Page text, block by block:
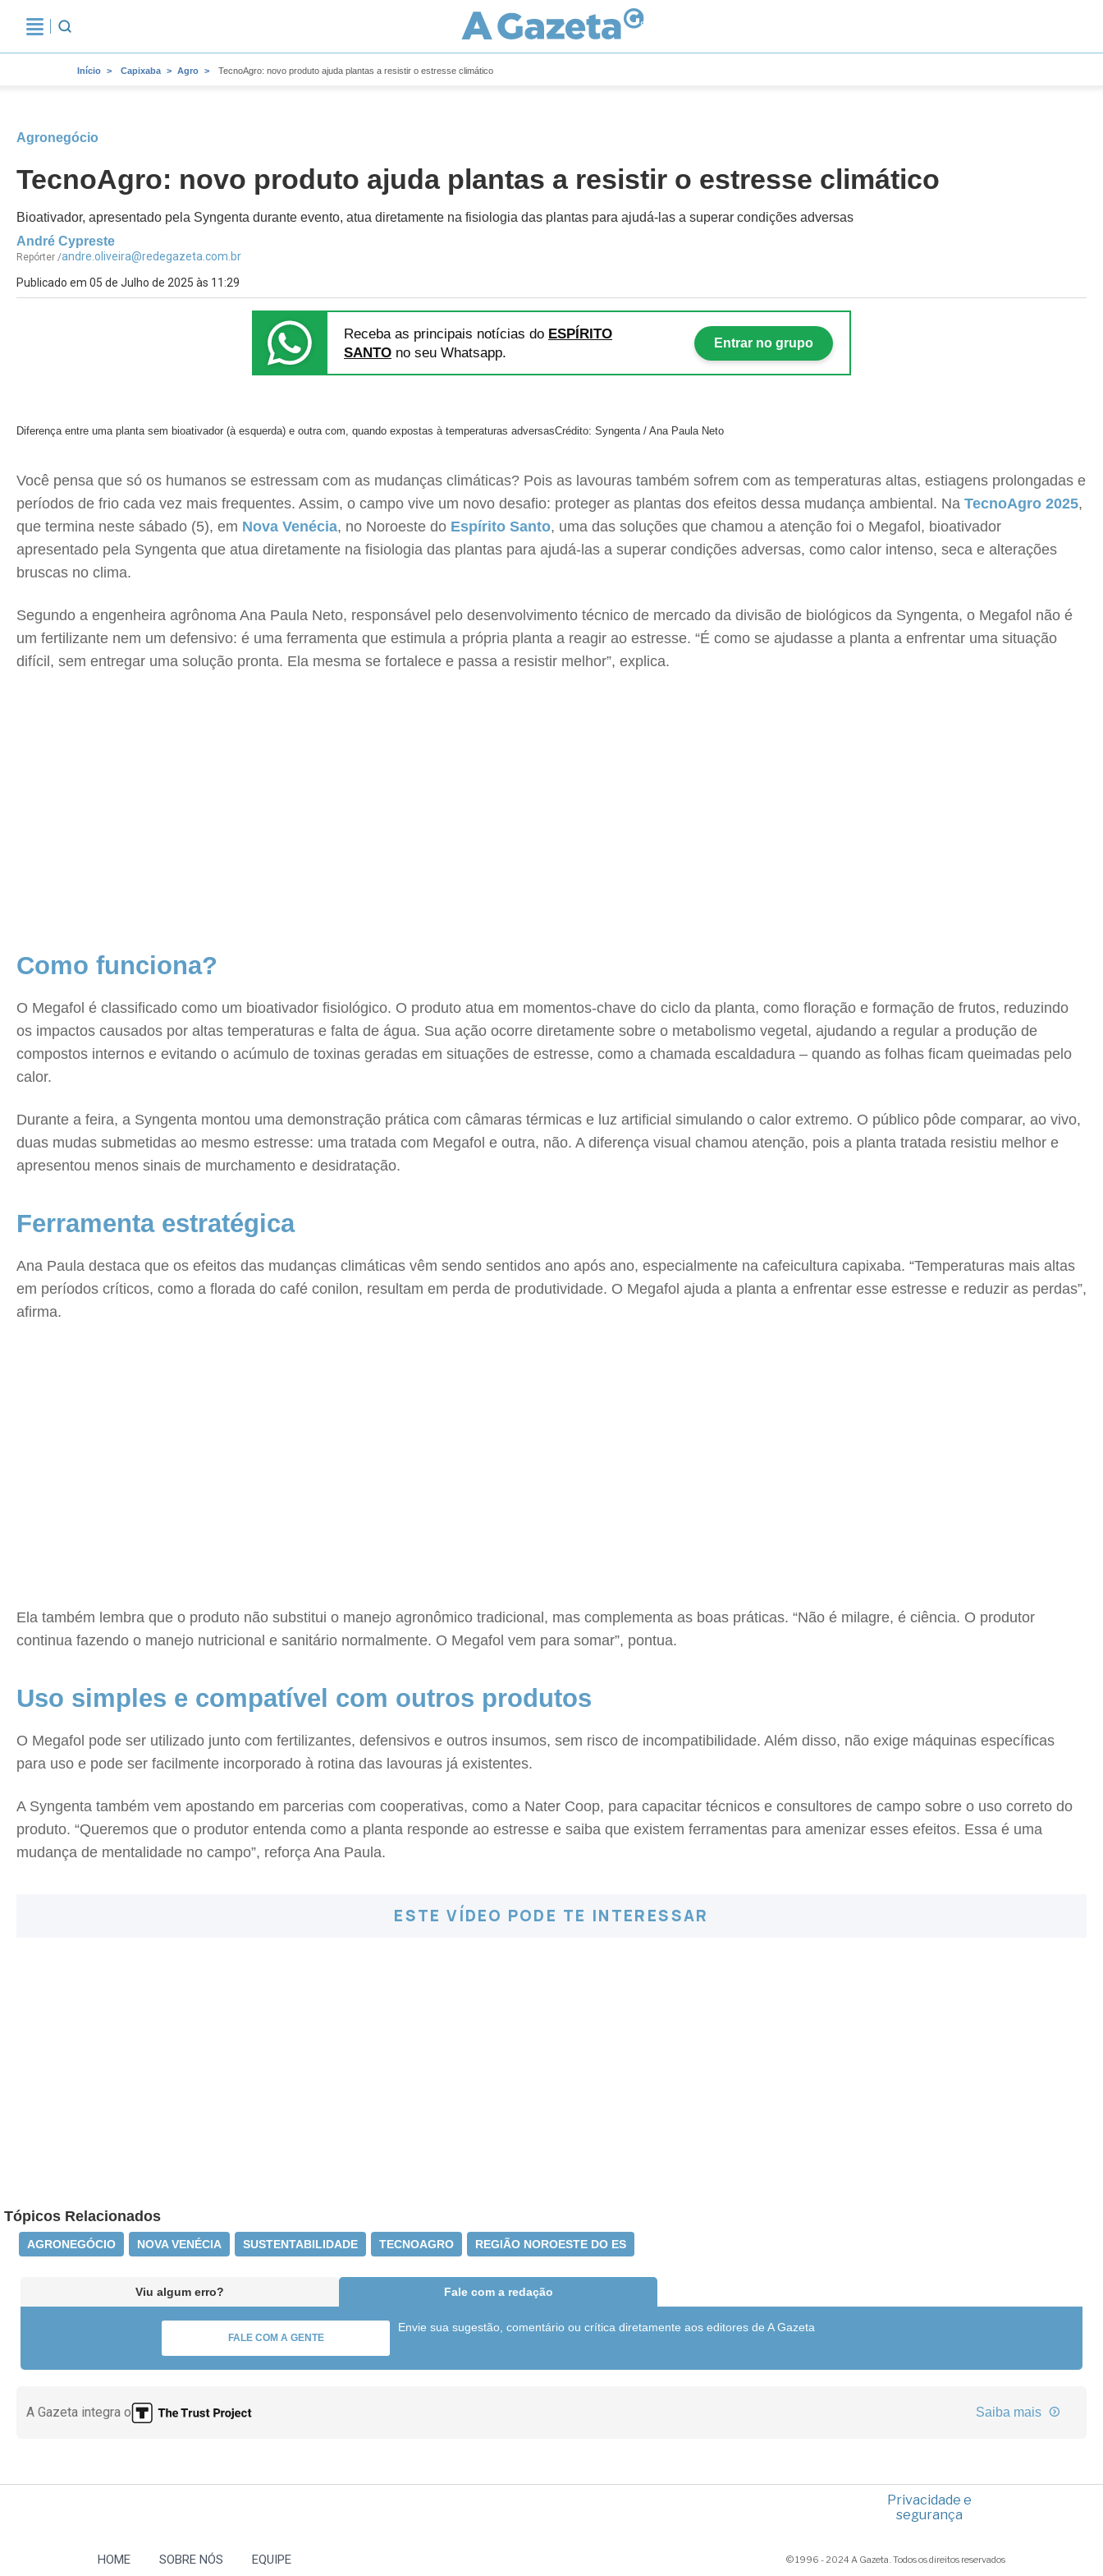
Início Capixaba Agro TecnoAgro: novo produto ajuda plantas a resistir o estresse climático
Agronegócio
TecnoAgro: novo produto ajuda plantas a resistir o estresse climático
Bioativador, apresentado pela Syngenta durante evento, atua diretamente na fisiologia das plantas para ajudá-las a superar condições adversas
André Cypreste
Repórter /andre.oliveira@redegazeta.com.br
Publicado em 05 de Julho de 2025 às 11:29
Receba as principais notícias do ESPÍRITO
SANTO no seu Whatsapp.
Entrar no grupo
Diferença entre uma planta sem bioativador (à esquerda) e outra com, quando expostas à temperaturas adversasCrédito: Syngenta / Ana Paula Neto
Você pensa que só os humanos se estressam com as mudanças climáticas? Pois as lavouras também sofrem com as temperaturas altas, estiagens prolongadas e
períodos de frio cada vez mais frequentes. Assim, o campo vive um novo desafio: proteger as plantas dos efeitos dessa mudança ambiental. Na TecnoAgro 2025,
que termina neste sábado (5), em Nova Venécia, no Noroeste do Espírito Santo, uma das soluções que chamou a atenção foi o Megafol, bioativador
apresentado pela Syngenta que atua diretamente na fisiologia das plantas para ajudá-las a superar condições adversas, como calor intenso, seca e alterações
bruscas no clima.
Segundo a engenheira agrônoma Ana Paula Neto, responsável pelo desenvolvimento técnico de mercado da divisão de biológicos da Syngenta, o Megafol não é
um fertilizante nem um defensivo: é uma ferramenta que estimula a própria planta a reagir ao estresse. “É como se ajudasse a planta a enfrentar uma situação
difícil, sem entregar uma solução pronta. Ela mesma se fortalece e passa a resistir melhor”, explica.
Como funciona?
O Megafol é classificado como um bioativador fisiológico. O produto atua em momentos-chave do ciclo da planta, como floração e formação de frutos, reduzindo
os impactos causados por altas temperaturas e falta de água. Sua ação ocorre diretamente sobre o metabolismo vegetal, ajudando a regular a produção de
compostos internos e evitando o acúmulo de toxinas geradas em situações de estresse, como a chamada escaldadura – quando as folhas ficam queimadas pelo
calor.
Durante a feira, a Syngenta montou uma demonstração prática com câmaras térmicas e luz artificial simulando o calor extremo. O público pôde comparar, ao vivo,
duas mudas submetidas ao mesmo estresse: uma tratada com Megafol e outra, não. A diferença visual chamou atenção, pois a planta tratada resistiu melhor e
apresentou menos sinais de murchamento e desidratação.
Ferramenta estratégica
Ana Paula destaca que os efeitos das mudanças climáticas vêm sendo sentidos ano após ano, especialmente na cafeicultura capixaba. “Temperaturas mais altas
em períodos críticos, como a florada do café conilon, resultam em perda de produtividade. O Megafol ajuda a planta a enfrentar esse estresse e reduzir as perdas”,
afirma.
Ela também lembra que o produto não substitui o manejo agronômico tradicional, mas complementa as boas práticas. “Não é milagre, é ciência. O produtor
continua fazendo o manejo nutricional e sanitário normalmente. O Megafol vem para somar”, pontua.
Uso simples e compatível com outros produtos
O Megafol pode ser utilizado junto com fertilizantes, defensivos e outros insumos, sem risco de incompatibilidade. Além disso, não exige máquinas específicas
para uso e pode ser facilmente incorporado à rotina das lavouras já existentes.
A Syngenta também vem apostando em parcerias com cooperativas, como a Nater Coop, para capacitar técnicos e consultores de campo sobre o uso correto do
produto. “Queremos que o produtor entenda como a planta responde ao estresse e saiba que existem ferramentas para amenizar esses efeitos. Essa é uma
mudança de mentalidade no campo”, reforça Ana Paula.
ESTE VÍDEO PODE TE INTERESSAR
Tópicos Relacionados
AGRONEGÓCIO NOVA VENÉCIA SUSTENTABILIDADE TECNOAGRO REGIÃO NOROESTE DO ES
Viu algum erro? Fale com a redação
FALE COM A GENTE
Envie sua sugestão, comentário ou crítica diretamente aos editores de A Gazeta
A Gazeta integra o Saiba mais
Privacidade e
segurança
HOME SOBRE NÓS EQUIPE © 1996 - 2024 A Gazeta. Todos os direitos reservados